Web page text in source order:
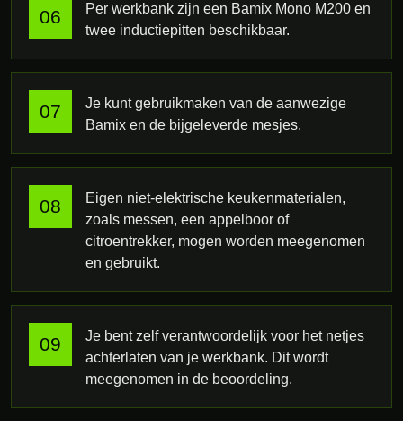
Per werkbank zijn een Bamix Mono M200 en
twee inductiepitten beschikbaar.
Je kunt gebruikmaken van de aanwezige
Bamix en de bijgeleverde mesjes.
Eigen niet-elektrische keukenmaterialen,
zoals messen, een appelboor of
citroentrekker, mogen worden meegenomen
en gebruikt.
Je bent zelf verantwoordelijk voor het netjes
achterlaten van je werkbank. Dit wordt
meegenomen in de beoordeling.